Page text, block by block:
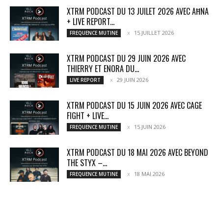
XTRM PODCAST DU 13 JUILET 2026 AVEC AĦNA
+ LIVE REPORT...
FREQUENCE MUTINE 15 JUILLET 2026
XTRM PODCAST DU 29 JUIN 2026 AVEC
THIERRY ET ENORA DU...
LIVE REPORT 29 JUIN 2026
XTRM PODCAST DU 15 JUIN 2026 AVEC CAGE
FIGHT + LIVE...
FREQUENCE MUTINE 15 JUIN 2026
XTRM PODCAST DU 18 MAI 2026 AVEC BEYOND
THE STYX –...
FREQUENCE MUTINE 18 MAI 2026